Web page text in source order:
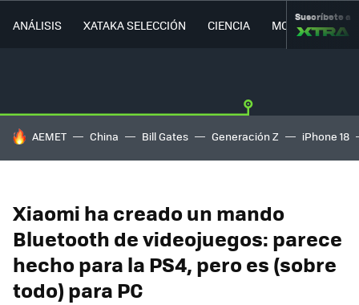
ANÁLISIS XATAKA SELECCIÓN CIENCIA MOVILIDAD
Suscríbete a
HOY SE HABLA DE
AEMET China Bill Gates Generación Z iPhone 18
Xiaomi ha creado un mando
Bluetooth de videojuegos: parece
hecho para la PS4, pero es (sobre
todo) para PC